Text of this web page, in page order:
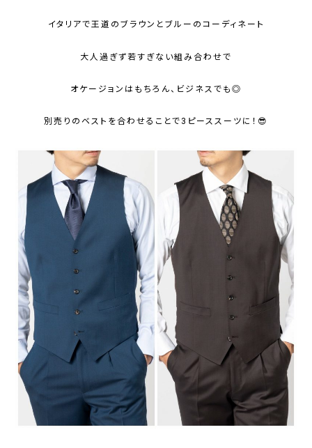
イタリアで王道のブラウンとブルーのコーディネート
大人過ぎず若すぎない組み合わせで
オケージョンはもちろん、ビジネスでも◎
別売りのベストを合わせることで3ピーススーツに！😎